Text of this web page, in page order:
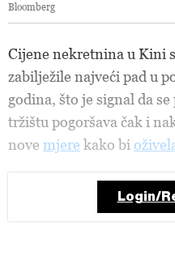
Bloomberg
Cijene nekretnina u Kini
zabilježile najveći pad u
godina, što je signal da
tržištu pogoršava čak i
nove mjere kako bi
Login/